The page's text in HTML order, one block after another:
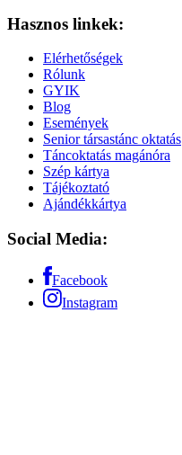
Hasznos linkek:
Elérhetőségek
Rólunk
GYIK
Blog
Események
Senior társastánc oktatás
Táncoktatás magánóra
Szép kártya
Tájékoztató
Ajándékkártya
Social Media:
Facebook
Instagram